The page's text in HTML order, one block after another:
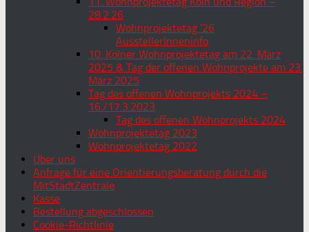
28.2.26
Wohnprojektetag ’26
AusstellerInneninfo
10. Kölner Wohnprojektetag am 22. März
2025 & Tag der offenen Wohnprojekte am 23.
März 2025
Tag des offenen Wohnprojekts 2024 –
16./17.3.2023
Tag des offenen Wohnprojekts 2024
Wohnprojektetag 2023
Wohnprojektetag 2022
Über uns
Anfrage für eine Orientierungsberatung durch die
MitStadtZentrale
Kasse
Bestellung abgeschlossen
Cookie-Richtlinie